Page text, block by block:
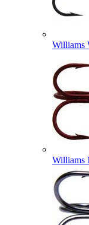
Williams
Williams